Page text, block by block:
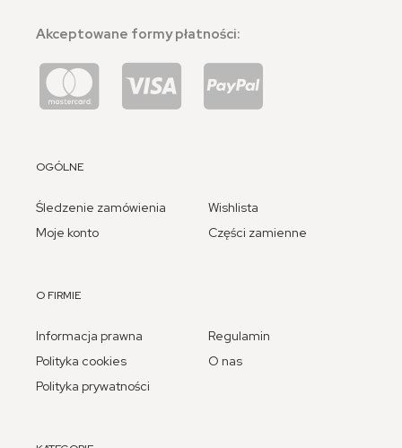
Akceptowane formy płatności:
OGÓLNE
Śledzenie zamówienia
Moje konto
Wishlista
Części zamienne
O FIRMIE
Informacja prawna
Polityka cookies
Polityka prywatności
Regulamin
O nas